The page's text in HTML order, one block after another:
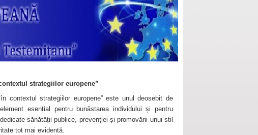
strategiilor europene”
contextul strategiilor europene” este unul deosebit de
esențial pentru bunăstarea individului și pentru
sănătății publice, prevenției și promovării unui stil
tot mai evidentă.